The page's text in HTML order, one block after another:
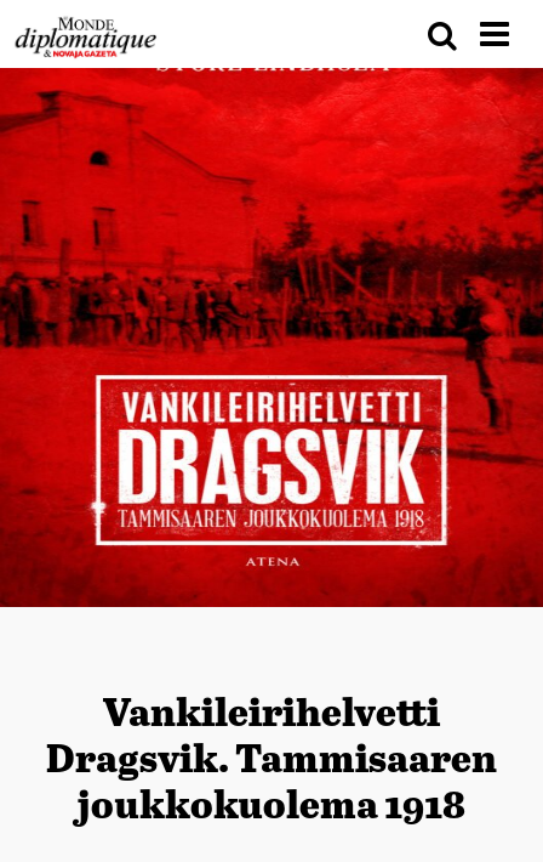
Vankileirihelvetti
Dragsvik. Tammisaaren
joukkokuolema 1918